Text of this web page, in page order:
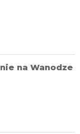
na Wanodze